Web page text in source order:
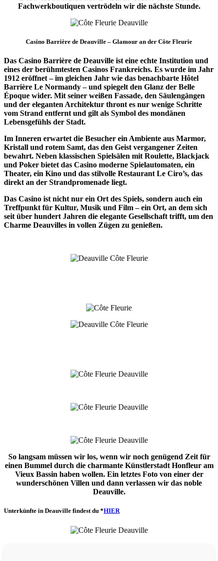
Fachwerkboutiquen vertrödeln wir die nächste Stunde.
Casino Barrière de Deauville – Glamour an der Côte Fleurie
Das Casino Barrière de Deauville ist eine echte Institution und
eines der berühmtesten Casinos Frankreichs. Es wurde im Jahr
1912 eröffnet – im gleichen Jahr wie das benachbarte Hôtel
Barrière Le Normandy – und spiegelt den Glanz der Belle
Époque wider. Mit seiner weißen Fassade, den Säulengängen
und der eleganten Architektur thront es nur wenige Schritte
vom Strand entfernt und gilt als Symbol des mondänen
Lebensgefühls der Stadt.
Im Inneren erwartet die Besucher ein Ambiente aus Marmor,
Kristall und rotem Samt, das den Geist vergangener Zeiten
bewahrt. Neben klassischen Spielsälen mit Roulette, Blackjack
und Poker bietet das Casino moderne Spielautomaten, ein
Theater, ein Kino und das stilvolle Restaurant Le Ciro’s, das
direkt an der Strandpromenade liegt.
Das Casino ist nicht nur ein Ort des Spiels, sondern auch ein
Treffpunkt für Kultur, Musik und Film – ein Ort, an dem sich
seit über hundert Jahren die elegante Gesellschaft trifft, um den
Charme Deauvilles in vollen Zügen zu genießen.
So langsam müssen wir los, wenn wir noch genügend Zeit für
einen Bummel durch die charmante Künstlerstadt Honfleur am
Vieux Bassin haben wollen. Ein letztes Foto von einer der
wunderschönen Villen und dann verlassen wir das noble
Deauville.
Unterkünfte in Deauville findest du *HIER